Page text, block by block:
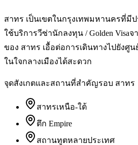
สาทร เป็นเขตในกรุงเทพมหานครที่มี
ใช้บริการวีซ่านักลงทุน / Golden Visa
ของ สาทร เอื้อต่อการเดินทางไปยังศู
ในใจกลางเมืองได้สะดวก
จุดสังเกตและสถานที่สำคัญรอบ สาทร
สาทรเหนือ-ใต้
ตึก Empire
สถานทูตหลายประเทศ